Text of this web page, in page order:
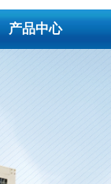
产品中心